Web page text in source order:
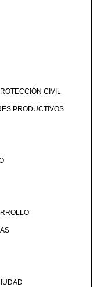
CIVIL
PRODUCTIVOS